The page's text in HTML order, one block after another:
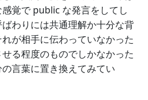
覚で public な発言をしてし
わりには共通理解か十分な背
が相手に伝わっていなかった
る程度のものでしかなかった
言葉に置き換えてみてい